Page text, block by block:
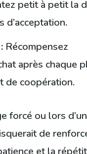
petit à petit la
d’acceptation.
Récompensez
après chaque
de coopération.
forcé ou lors
de
et la